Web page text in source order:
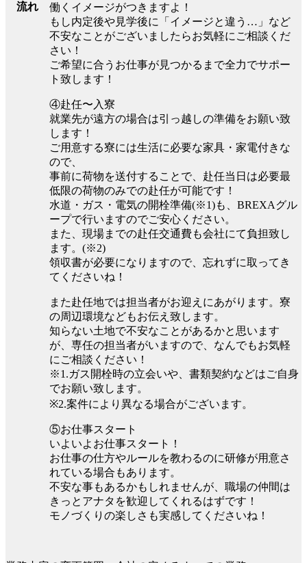
流れ
働くイメージがつきますよ！
もし内定後や見学後に「イメージと違う…」など
不安なことがございましたらお気軽にご相談くだ
さい！
ご希望に合うお仕事が見つかるまで全力でサポー
ト致します！
④赴任〜入寮
就業先が遠方の場合は引っ越しの準備をお願い致
します！
ご用意する寮には生活に必要な家具・家電付きな
ので、
事前に荷物を送付することで、赴任当日は必要最
低限の荷物のみでの赴任が可能です！
水道・ガス・電気の開栓準備(※1)も、BREXAグル
ープで行いますのでご安心ください。
また、現場までの赴任交通費も会社にて負担致し
ます。(※2)
領収書が必要になりますので、忘れずに取ってき
てくださいね！
また赴任地では担当者がお迎えにあがります。寮
の周辺環境などもお伝え致します。
知らない土地で不安なことがあるかと思います
が、専任の担当者がいますので、なんでもお気軽
にご相談ください！
※1.ガス開栓時の立会いや、書類契約などはご自身
でお願い致します。
※2.案件により異なる場合がございます。
⑤お仕事スタート
いよいよお仕事スタート！
お仕事の仕方やルールを教わるのに研修が用意さ
れている場合もあります。
不安な事もあるかもしれませんが、職場の仲間は
きっとアナタを歓迎してくれるはずです！
モノづくりの楽しさも実感してくださいね！